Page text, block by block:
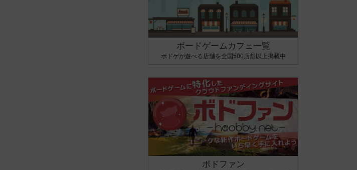
ボードゲームカフェ一覧
ボドゲが遊べる店舗を全国500店舗以上掲載中
ボドファン